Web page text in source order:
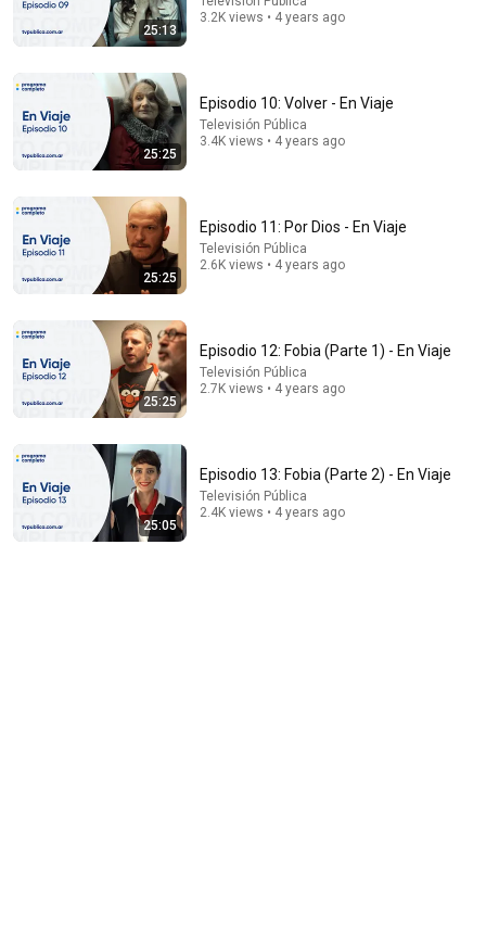
She Faked a PREGNANCY and Planned to Steal the
Baby: EXCLUSIVE Audio of Camila Potosí’s
“MURDERER...
Más Allá del Silencio Podcast
Auto-dubbed
POR AHORA cap 6 : Antes Muerta
Malena Pichot 3M views
25:13
3.2K views • 4 years ago
25:25
Episodio 10: Volver - En Viaje
Televisión Pública
3.4K views • 4 years ago
25:25
Episodio 11: Por Dios - En Viaje
Televisión Pública
2.6K views • 4 years ago
25:25
Episodio 12: Fobia (Parte 1) - En Viaje
Televisión Pública
2.7K views • 4 years ago
25:05
Episodio 13: Fobia (Parte 2) - En Viaje
Televisión Pública
2.4K views • 4 years ago